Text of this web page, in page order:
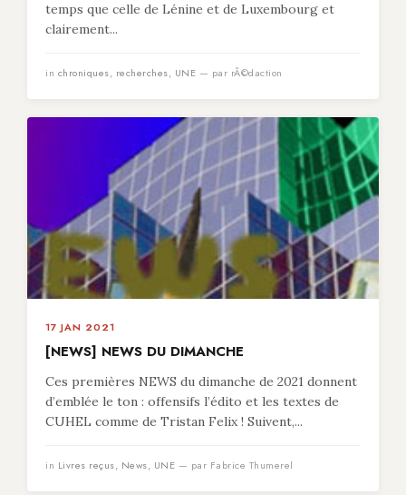
temps que celle de Lénine et de Luxembourg et
clairement...
in chroniques, recherches, UNE — par rÃ©daction
17 JAN 2021
[NEWS] NEWS DU DIMANCHE
Ces premières NEWS du dimanche de 2021 donnent
d’emblée le ton : offensifs l’édito et les textes de
CUHEL comme de Tristan Felix ! Suivent,...
in Livres reçus, News, UNE — par Fabrice Thumerel